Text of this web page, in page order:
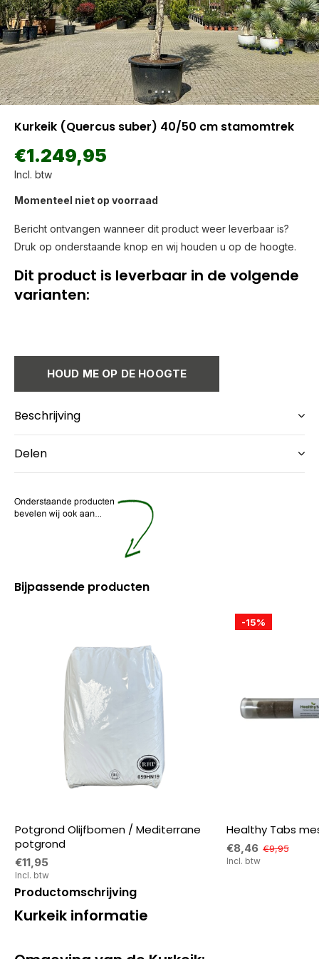
Kurkeik (Quercus suber) 40/50 cm stamomtrek
€1.249,95
Incl. btw
Momenteel niet op voorraad
Bericht ontvangen wanneer dit product weer leverbaar is?
Druk op onderstaande knop en wij houden u op de hoogte.
Dit product is leverbaar in de volgende
varianten:
HOUD ME OP DE HOOGTE
Beschrijving
Delen
Bijpassende producten
Potgrond Olijfbomen / Mediterrane
potgrond
€11,95
Incl. btw
-15%
Healthy Tabs
€8,46 €9,95
Incl. btw
Productomschrijving
Kurkeik informatie